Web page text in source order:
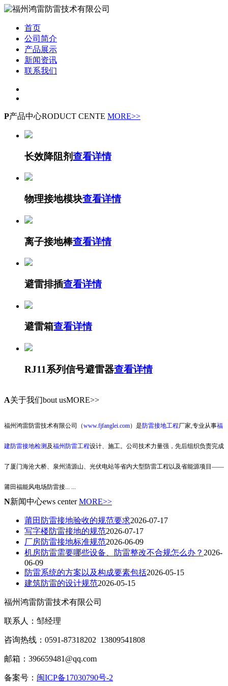
首页
公司简介
产品展示
新闻资讯
联系我们
P产品中心RODUCT CENTE MORE>>
长效降阻剂查看详情
物理接地模块查看详情
离子接地棒查看详情
避雷排插查看详情
避雷箱查看详情
RJ11系列信号避雷器查看详情
A关于我们bout usMORE>>
福州鸿雷防雷技术有限公司（www.fjfanglei.com）是防雷接地工程厂家,专业从事福
建防雷接地检测及福州防雷工程设计、施工。公司技术力量强，先后组织负责完成
了厦门海沧大桥、泉州清源山、光伏电站等省内大型防雷工程以及省能源项目——
莆田福能风电场防雷接
N新闻中心ews center MORE>>
莆田防雷接地验收的规范要求2026-07-17
写字楼防雷接地的规范2026-07-17
厂房防雷接地标准规范2026-06-09
机房防雷需要哪些设备、防雷整改不合规怎么办？ 2026-
06-09
防雷系统的方案以及构成要素包括2026-05-15
建筑防雷的设计规范2026-05-15
福州鸿雷防雷技术有限公司
联系人：邹经理
咨询热线：0591-87318202 13809541808
邮箱：396659481@qq.com
备案号： 闽ICP备17030790号-2